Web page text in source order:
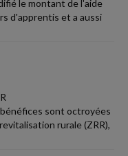
le montant de l'aide
d'apprentis et a aussi
sont octroyées
rurale (ZRR),